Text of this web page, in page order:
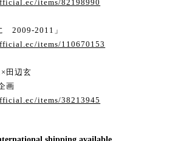
items/82198990
2009-2011」
items/110670153
田辺玄
画
items/38213945